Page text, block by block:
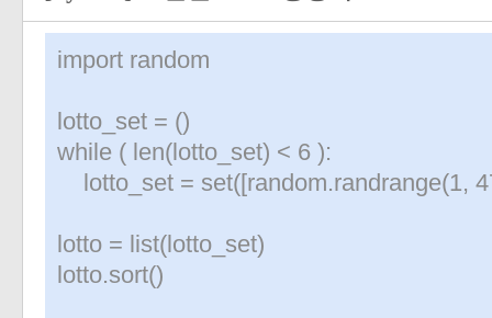
import random
lotto_set = ()
while ( len(lotto_set) < 6 ):
lotto_set = set([random.randrange(1,
lotto = list(lotto_set)
lotto.sort()